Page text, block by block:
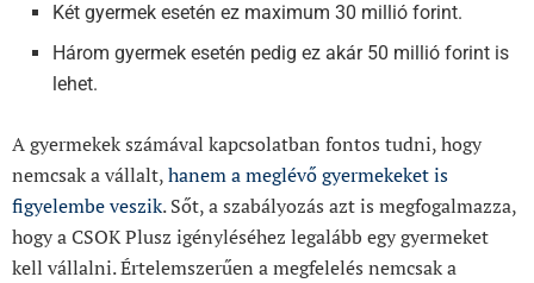
Két gyermek esetén ez maximum 30 millió forint.
Három gyermek esetén pedig ez akár 50 millió forint is
lehet.
A gyermekek számával kapcsolatban fontos tudni, hogy
nemcsak a vállalt,hanem a meglévő gyermekeket is
figyelembe veszik. Sőt, a szabályozás azt is megfogalmazza,
hogy a CSOK Plusz igényléséhez legalább egy gyermeket
kell vállalni. Értelemszerűen a megfelelés nemcsak a